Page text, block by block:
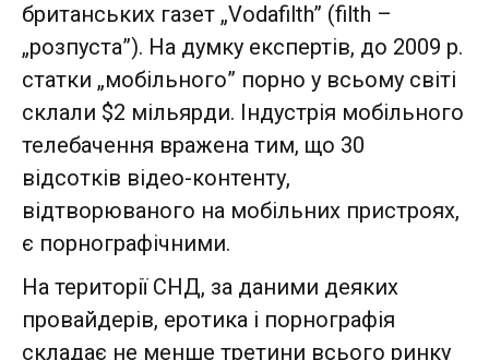
британських газет „Vodafilth” (filth –
„розпуста”). На думку експертів, до 2009 р.
статки „мобільного” порно у всьому світі
склали $2 мільярди. Індустрія мобільного
телебачення вражена тим, що 30
відсотків відео-контенту,
відтворюваного на мобільних пристроях,
є порнографічними.
На території СНД, за даними деяких
провайдерів, еротика і порнографія
складає не менше третини всього ринку